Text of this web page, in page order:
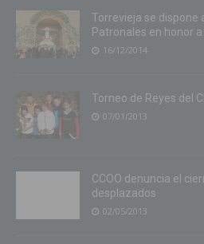
Torrevieja se dispone
Patronales en honor
16/12/2014
Torneo de Reyes del
07/01/2013
CCOO denuncia el
desplazados
02/05/2013